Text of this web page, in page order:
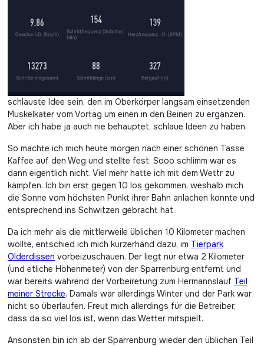
schlauste Idee sein, den im Oberkörper langsam einsetzenden
Muskelkater vom Vortag um einen in den Beinen zu ergänzen.
Aber ich habe ja auch nie behauptet, schlaue Ideen zu haben.
So machte ich mich heute morgen nach einer schönen Tasse
Kaffee auf den Weg und stellte fest: Sooo schlimm war es
dann eigentlich nicht. Viel mehr hatte ich mit dem Wettr zu
kämpfen. Ich bin erst gegen 10 los gekommen, weshalb mich
die Sonne vom höchsten Punkt ihrer Bahn anlachen konnte und
entsprechend ins Schwitzen gebracht hat.
Da ich mehr als die mittlerweile üblichen 10 Kilometer machen
wollte, entschied ich mich kurzerhand dazu, im Tierpark
Olderdissen vorbeizuschauen. Der liegt nur etwa 2 Kilometer
(und etliche Höhenmeter) von der Sparrenburg entfernt und
war bereits während der Vorbeiretung zum Hermannslauf Teil
meiner Strecke. Damals war allerdings Winter und der Park war
nicht so überlaufen. Freut mich allerdings für die Betreiber,
dass da so viel los ist, wenn das Wetter mitspielt.
Ansonsten bin ich ab der Sparrenburg wieder den üblichen Teil